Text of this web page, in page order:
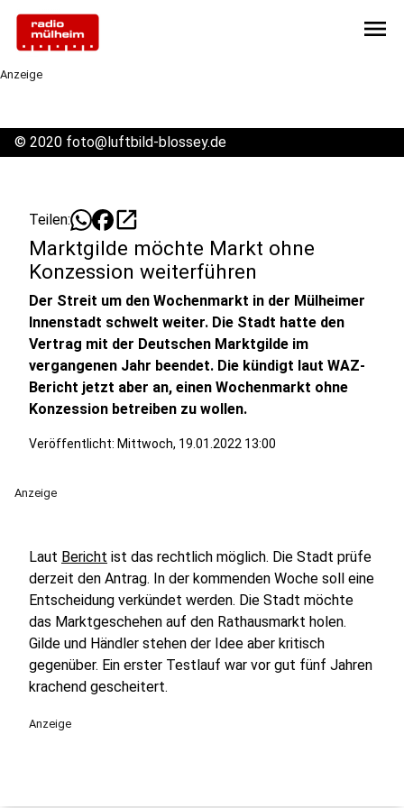
menu
Anzeige
© 2020 foto@luftbild-blossey.de
Teilen: open_in_new
Marktgilde möchte Markt ohne
Konzession weiterführen
Der Streit um den Wochenmarkt in der Mülheimer
Innenstadt schwelt weiter. Die Stadt hatte den
Vertrag mit der Deutschen Marktgilde im
vergangenen Jahr beendet. Die kündigt laut WAZ-
Bericht jetzt aber an, einen Wochenmarkt ohne
Konzession betreiben zu wollen.
Veröffentlicht: Mittwoch, 19.01.2022 13:00
Anzeige
Laut Bericht ist das rechtlich möglich. Die Stadt prüfe
derzeit den Antrag. In der kommenden Woche soll eine
Entscheidung verkündet werden. Die Stadt möchte
das Marktgeschehen auf den Rathausmarkt holen.
Gilde und Händler stehen der Idee aber kritisch
gegenüber. Ein erster Testlauf war vor gut fünf Jahren
krachend gescheitert.
Anzeige